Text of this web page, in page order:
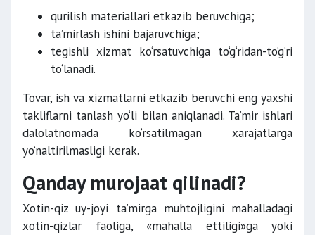
qurilish materiallari etkazib beruvchiga;
ta’mirlash ishini bajaruvchiga;
tegishli xizmat ko‘rsatuvchiga to‘g‘ridan-to‘g‘ri
to‘lanadi.
Tovar, ish va xizmatlarni etkazib beruvchi eng yaxshi
takliflarni tanlash yo‘li bilan aniqlanadi. Ta’mir ishlari
dalolatnomada ko‘rsatilmagan xarajatlarga
yo‘naltirilmasligi kerak.
Qanday murojaat qilinadi?
Xotin-qiz uy-joyi ta’mirga muhtojligini mahalladagi
xotin-qizlar faoliga, «mahalla ettiligi»ga yoki